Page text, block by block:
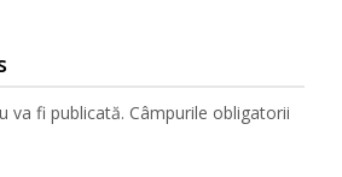
va fi publicată. Câmpurile obligatorii